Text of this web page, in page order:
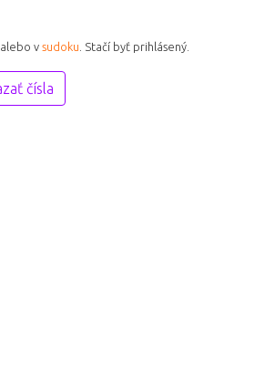
, alebo v sudoku . Stačí byť prihlásený.